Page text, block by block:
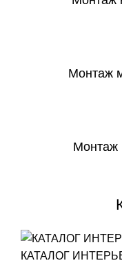
Монтаж
Монтаж
КАТАЛОГ